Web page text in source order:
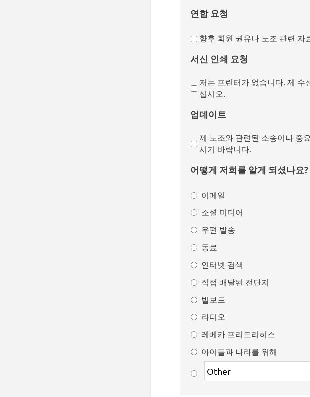
연합 요청
향후 회원 권유나 노조 관련 자
서신 인쇄 요청
저는 프린터가 없습니다. 제 수
십시오.
업데이트
제 노조와 관련된 소송이나 중
시기 바랍니다.
어떻게 저희를 알게 되셨나요?
이메일
소셜 미디어
우편 발송
동료
인터넷 검색
직접 배달된 전단지
빌보드
라디오
레베카 프리드리히스
아이들과 나라를 위해